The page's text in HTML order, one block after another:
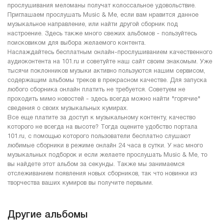
прослушивания меломаны получат колоссальное удовольствие.
Приглашаем прослушать Music & Me, если вам нравится данное
музыкальное направление, или найти другой сборник под
настроение. Здесь также много свежих альбомов - пользуйтесь
поисковиком для выбора желаемого контента.
Наслаждайтесь бесплатным онлайн-прослушиванием качественного
аудиоконтента на 101.ru и советуйте наш сайт своим знакомым. Уже
тысячи поклонников музыки активно пользуются нашим сервисом,
содержащим альбомы треков в прекрасном качестве. Для запуска
любого сборника онлайн платить не требуется. Советуем не
проходить мимо новостей - здесь всегда можно найти "горячие"
сведения о своих музыкальных кумирах.
Все еще платите за доступ к музыкальному контенту, качество
которого не всегда на высоте? Тогда оцените удобство портала
101.ru, с помощью которого пользователи бесплатно слушают
любимые сборники в режиме онлайн 24 часа в сутки. У нас много
музыкальных подборок и если желаете прослушать Music & Me, то
вы найдете этот альбом за секунды. Также мы занимаемся
отслеживанием появления новых сборников, так что новинки из
творчества ваших кумиров вы получите первыми.
Другие альбомы